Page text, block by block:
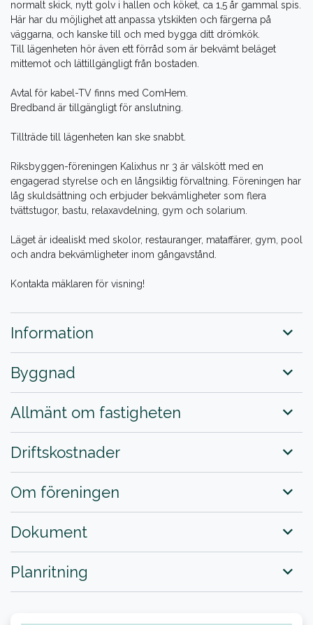
normalt skick, nytt golv i hallen och köket, ca 1,5 år gammal spis.
Här har du möjlighet att anpassa ytskikten och färgerna på
väggarna, och kanske till och med bygga ditt drömkök.
Till lägenheten hör även ett förråd som är bekvämt beläget
mittemot och lättillgängligt från bostaden.
Avtal för kabel-TV finns med ComHem.
Bredband är tillgängligt för anslutning.
Tillträde till lägenheten kan ske snabbt.
Riksbyggen-föreningen Kalixhus nr 3 är välskött med en
engagerad styrelse och en långsiktig förvaltning. Föreningen har
låg skuldsättning och erbjuder bekvämligheter som flera
tvättstugor, bastu, relaxavdelning, gym och solarium.
Läget är idealiskt med skolor, restauranger, mataffärer, gym, pool
och andra bekvämligheter inom gångavstånd.
Kontakta mäklaren för visning!
Information
Byggnad
Allmänt om fastigheten
Driftskostnader
Om föreningen
Dokument
Planritning